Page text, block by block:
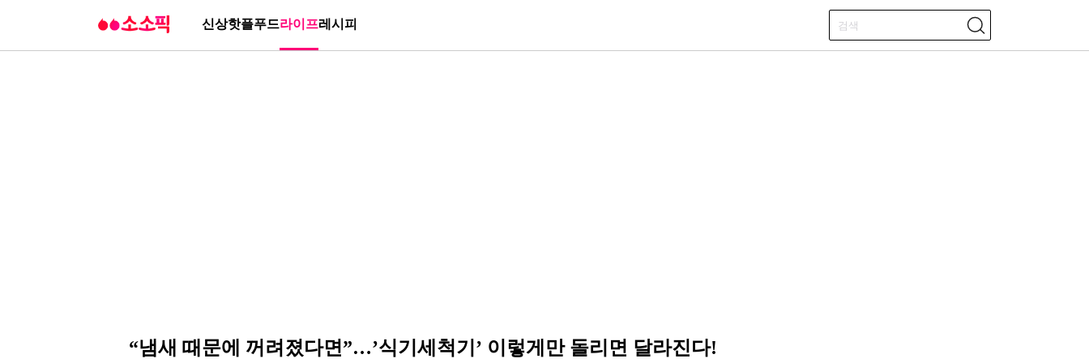
신상핫플푸드라이프레시피
“냄새 때문에 꺼려졌다면”…’식기세척기’ 이렇게만 돌리면 달라진다!